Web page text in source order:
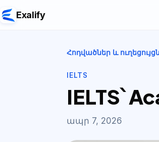
Exalify
Հոդվածներ և
IELTS
IELTS՝
ապր 7, 2026